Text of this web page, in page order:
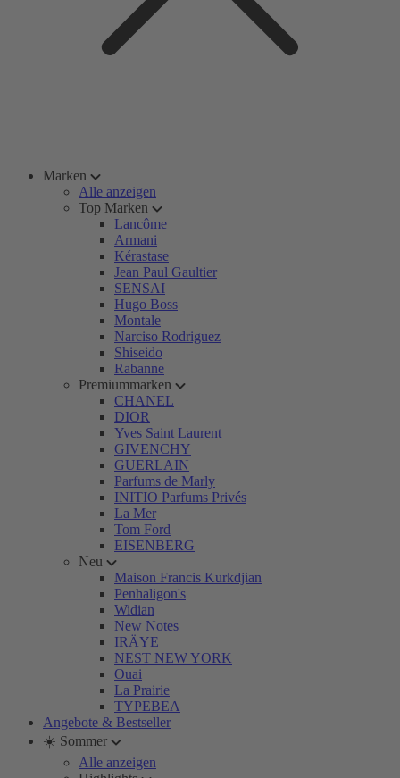
Marken
Alle anzeigen
Top Marken
Lancôme
Armani
Kérastase
Jean Paul Gaultier
SENSAI
Hugo Boss
Montale
Narciso Rodriguez
Shiseido
Rabanne
Premiummarken
CHANEL
DIOR
Yves Saint Laurent
GIVENCHY
GUERLAIN
Parfums de Marly
INITIO Parfums Privés
La Mer
Tom Ford
EISENBERG
Neu
Maison Francis Kurkdjian
Penhaligon's
Widian
New Notes
IRÄYE
NEST NEW YORK
Ouai
La Prairie
TYPEBEA
Angebote & Bestseller
☀️ Sommer
Alle anzeigen